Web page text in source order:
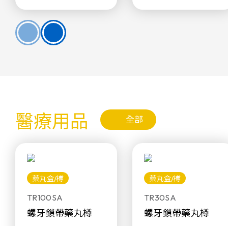
醫療用品 全部
藥丸盒/樽
TR100SA
螺牙鎖帶藥丸樽
藥丸盒/樽
TR30SA
螺牙鎖帶藥丸樽